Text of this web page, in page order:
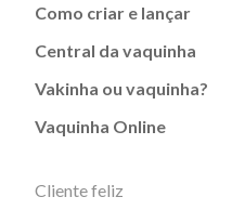
Como criar e lançar
Central da vaquinha
Vakinha ou vaquinha?
Vaquinha Online
Cliente feliz